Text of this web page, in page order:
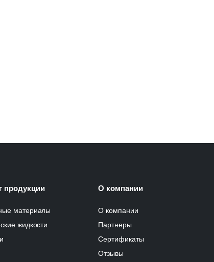
продукции
материалы
жидкости
О компании
О компании
Партнеры
Сертификаты
Отзывы